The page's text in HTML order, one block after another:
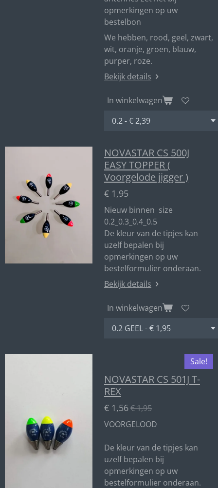
opmerkingen op uw
bestelbon
We hebben, rood, geel, zwart,
wit, oranje, groen, blauw,
purper, roze.
Bekijk details
In winkelwagen
NOVASTAR CS 500J
EASY TOPPER (
Voorgelode jigger )
€ 1,95
Nieuw binnen size
0.2_0.3_0.4_0.5
De kleur van de tipjes kan
uzelf bepalen bij
opmerkingen op uw
bestelformulier onderaan.
Bekijk details
In winkelwagen
Sale!
NOVASTAR CS 501J T-
REX
€ 1,56€ 1,95
VOORGELOOD
De kleur van de tipjes kan
uzelf bepalen bij
opmerkingen op uw
bestelformulier onderaan.